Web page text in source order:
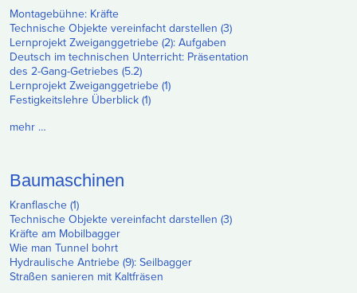
Montagebühne: Kräfte
Technische Objekte vereinfacht darstellen (3)
Lernprojekt Zweiganggetriebe (2): Aufgaben
Deutsch im technischen Unterricht: Präsentation
des 2-Gang-Getriebes (5.2)
Lernprojekt Zweiganggetriebe (1)
Festigkeitslehre Überblick (1)
mehr …
Baumaschinen
Kranflasche (1)
Technische Objekte vereinfacht darstellen (3)
Kräfte am Mobilbagger
Wie man Tunnel bohrt
Hydraulische Antriebe (9): Seilbagger
Straßen sanieren mit Kaltfräsen